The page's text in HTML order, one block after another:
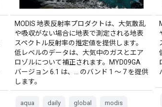
MODIS 地表反射率プロダクトは、大気散乱
や吸収がない場合に地表で測定される地表
スペクトル反射率の推定値を提供します。
低レベルのデータは、大気中のガスとエア
ロゾルについて補正されます。MYD09GA
バージョン 6.1 は、… のバンド 1 ～ 7 を提供
します。
aqua daily global modis